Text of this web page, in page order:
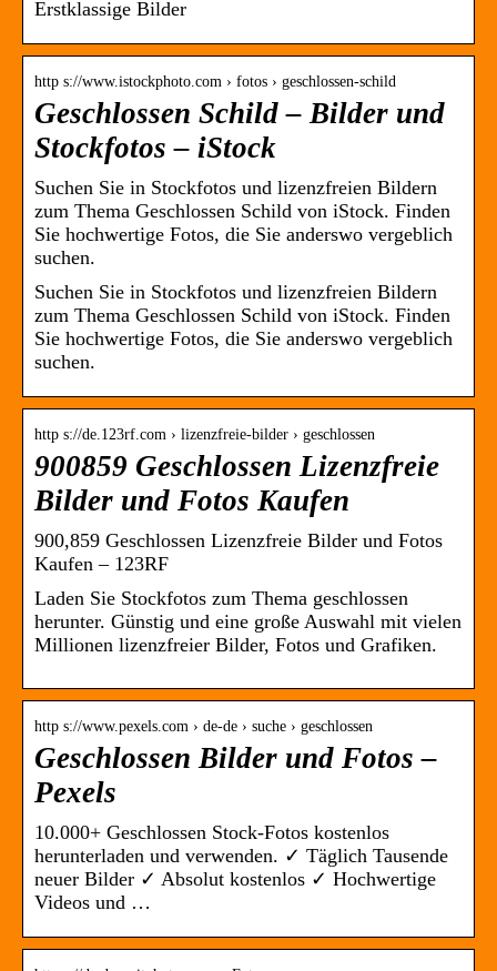
Erstklassige Bilder
http s://www.istockphoto.com › fotos › geschlossen-schild
Geschlossen Schild – Bilder und
Stockfotos – iStock
Suchen Sie in Stockfotos und lizenzfreien Bildern
zum Thema Geschlossen Schild von iStock. Finden
Sie hochwertige Fotos, die Sie anderswo vergeblich
suchen.
Suchen Sie in Stockfotos und lizenzfreien Bildern
zum Thema Geschlossen Schild von iStock. Finden
Sie hochwertige Fotos, die Sie anderswo vergeblich
suchen.
http s://de.123rf.com › lizenzfreie-bilder › geschlossen
900859 Geschlossen Lizenzfreie
Bilder und Fotos Kaufen
900,859 Geschlossen Lizenzfreie Bilder und Fotos
Kaufen – 123RF
Laden Sie Stockfotos zum Thema geschlossen
herunter. Günstig und eine große Auswahl mit vielen
Millionen lizenzfreier Bilder, Fotos und Grafiken.
http s://www.pexels.com › de-de › suche › geschlossen
Geschlossen Bilder und Fotos –
Pexels
10.000+ Geschlossen Stock-Fotos kostenlos
herunterladen und verwenden. ✓ Täglich Tausende
neuer Bilder ✓ Absolut kostenlos ✓ Hochwertige
Videos und …